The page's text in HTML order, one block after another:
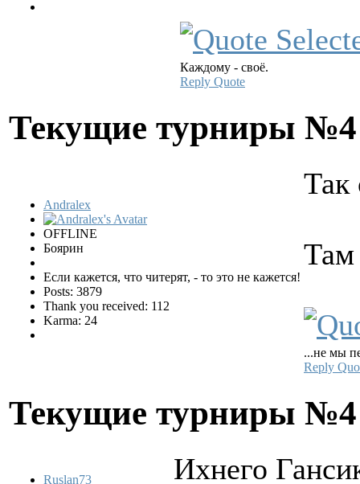
Каждому - своё.
Reply Quote
Текущие турниры
Andralex
OFFLINE
Боярин
Если кажется, что читерят, - то это не кажется!
Posts: 3879
Thank you received: 112
Karma: 24
Так
Там
...не мы
Reply
Текущие турниры
Ruslan73 Ихнего